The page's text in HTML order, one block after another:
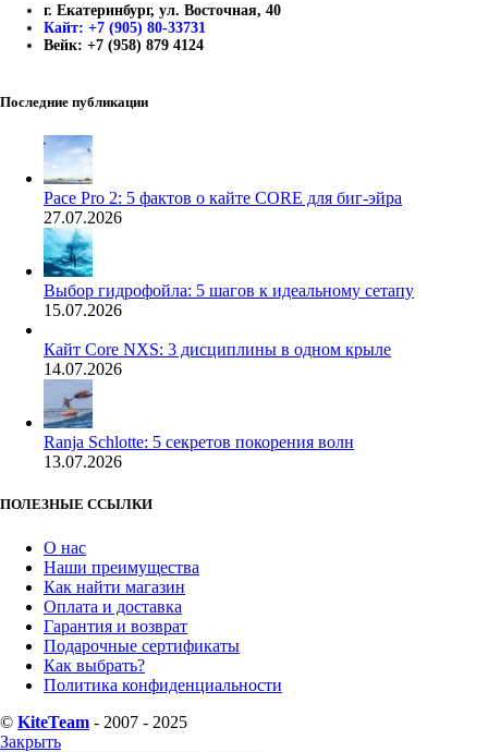
г. Екатеринбург, ул. Восточная, 40
Кайт: +7 (905) 80-33731
Вейк: +7 (958) 879 4124
Последние публикации
Pace Pro 2: 5 фактов о кайте CORE для биг-эйра
27.07.2026
Выбор гидрофойла: 5 шагов к идеальному сетапу
15.07.2026
Кайт Core NXS: 3 дисциплины в одном крыле
14.07.2026
Ranja Schlotte: 5 секретов покорения волн
13.07.2026
ПОЛЕЗНЫЕ ССЫЛКИ
О нас
Наши преимущества
Как найти магазин
Оплата и доставка
Гарантия и возврат
Подарочные сертификаты
Как выбрать?
Политика конфиденциальности
© KiteTeam - 2007 - 2025
Закрыть